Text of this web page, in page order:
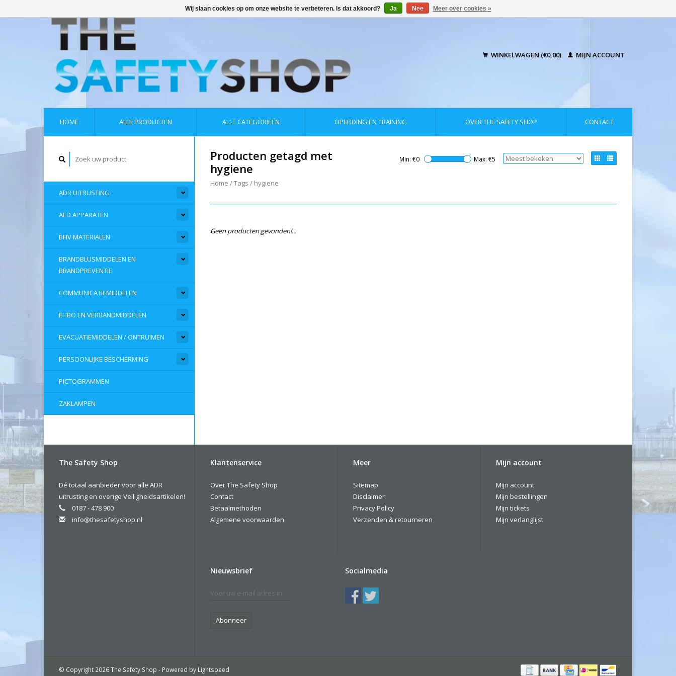
WINKELWAGEN (€0,00) MIJN ACCOUNT
HOME ALLE PRODUCTEN ALLE CATEGORIEËN OPLEIDING EN TRAINING OVER THE SAFETY SHOP CONTACT
ADR UITRUSTING
AED APPARATEN
BHV MATERIALEN
BRANDBLUSMIDDELEN EN
BRANDPREVENTIE
COMMUNICATIEMIDDELEN
EHBO EN VERBANDMIDDELEN
EVACUATIEMIDDELEN / ONTRUIMEN
PERSOONLIJKE BESCHERMING
PICTOGRAMMEN
ZAKLAMPEN
Producten getagd met
hygiene
Home /Tags / hygiene
Min: €0 Max: €5
Geen producten gevonden!...
The Safety Shop
Dé totaal aanbieder voor alle ADR
uitrusting en overige Veiligheidsartikelen!
0187 - 478 900
info@thesafetyshop.nl
Klantenservice
Over The Safety Shop
Contact
Betaalmethoden
Algemene voorwaarden
Meer
Sitemap
Disclaimer
Privacy Policy
Verzenden & retourneren
Mijn account
Mijn account
Mijn bestellingen
Mijn tickets
Mijn verlanglijst
Nieuwsbrief
Abonneer
Socialmedia
© Copyright 2026 The Safety Shop - Powered by Lightspeed
Wij slaan cookies op om onze website te verbeteren. Is dat akkoord? Ja Nee Meer over cookies »